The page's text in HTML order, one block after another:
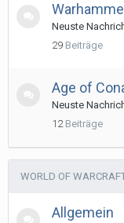
Neuste
29 Beiträge
Age of
Neuste
12 Beiträge
WORLD OF
Allgemein